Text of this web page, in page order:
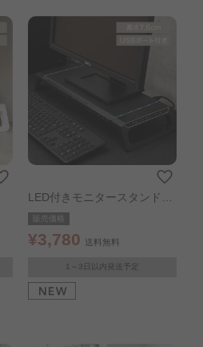
LED付きモニタースタンドス
テルス
販売価格
¥3,780 送料無料
1～3日以内発送予定